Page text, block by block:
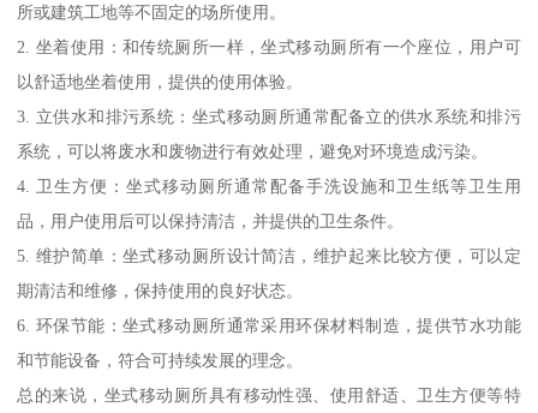
所或建筑工地等不固定的场所使用。
2. 坐着使用：和传统厕所一样，坐式移动厕所有一个座位，用户可
以舒适地坐着使用，提供的使用体验。
3. 立供水和排污系统：坐式移动厕所通常配备立的供水系统和排污
系统，可以将废水和废物进行有效处理，避免对环境造成污染。
4. 卫生方便：坐式移动厕所通常配备手洗设施和卫生纸等卫生用
品，用户使用后可以保持清洁，并提供的卫生条件。
5. 维护简单：坐式移动厕所设计简洁，维护起来比较方便，可以定
期清洁和维修，保持使用的良好状态。
6. 环保节能：坐式移动厕所通常采用环保材料制造，提供节水功能
和节能设备，符合可持续发展的理念。
总的来说，坐式移动厕所具有移动性强、使用舒适、卫生方便等特